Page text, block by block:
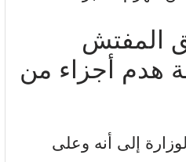
المفتش
هدم أجزاء من
إلى أنه وعلى